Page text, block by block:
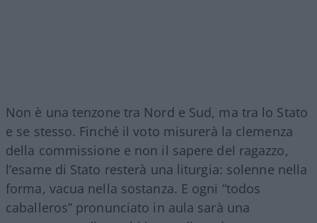
Non è una tenzone tra Nord e Sud, ma tra lo Stato
e se stesso. Finché il voto misurerà la clemenza
della commissione e non il sapere del ragazzo,
l’esame di Stato resterà una liturgia: solenne nella
forma, vacua nella sostanza. E ogni “todos
caballeros” pronunciato in aula sarà una